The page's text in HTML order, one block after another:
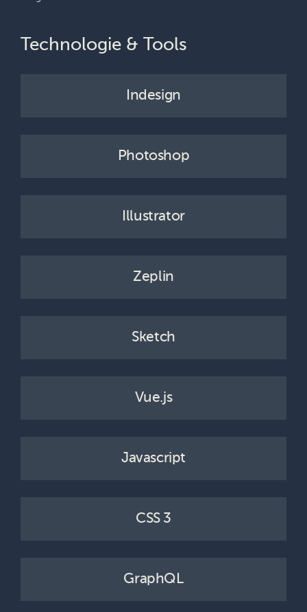
Technologie & Tools
Indesign
Photoshop
Illustrator
Zeplin
Sketch
Vue.js
Javascript
CSS 3
GraphQL